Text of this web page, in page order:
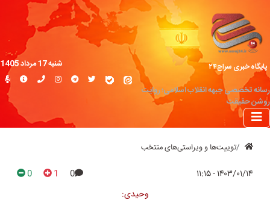
پایگاه خبری سراج۲۴
رسانه تخصصی جبهه انقلاب اسلامی؛ روایت
روشن حقیقت
شنبه 17 مرداد 1405
توییت‌ها و ویراستی‌های منتخب
۱۴۰۳/۰۱/۱۴ - ۱۱:۱۵ 0
1
0
وحیدی: